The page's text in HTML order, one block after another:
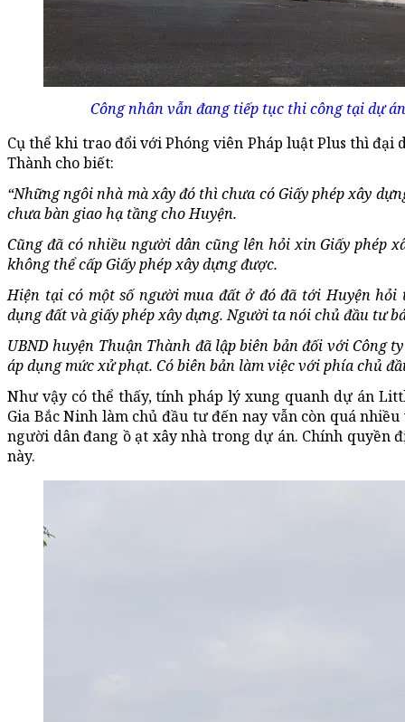
Công nhân vẫn đang tiếp tục thi công tại dự
Cụ thể khi trao đổi với Phóng viên Pháp luật Plus thì đại
Thành cho biết:
“Những ngôi nhà mà xây đó thì chưa có Giấy phép xây
chưa bàn giao hạ tầng cho Huyện.
Cũng đã có nhiều người dân cũng lên hỏi xin Giấy phép
không thể cấp Giấy phép xây dựng được.
Hiện tại có một số người mua đất ở đó đã tới Huyện
dụng đất và giấy phép xây dựng. Người ta nói chủ đầu tư
UBND huyện Thuận Thành đã lập biên bản đối với Công
áp dụng mức xử phạt. Có biên bản làm việc với phía chủ
Như vậy có thể thấy, tính pháp lý xung quanh dự án
Gia Bắc Ninh làm chủ đầu tư đến nay vẫn còn quá
người dân đang ồ ạt xây nhà trong dự án. Chính
này.